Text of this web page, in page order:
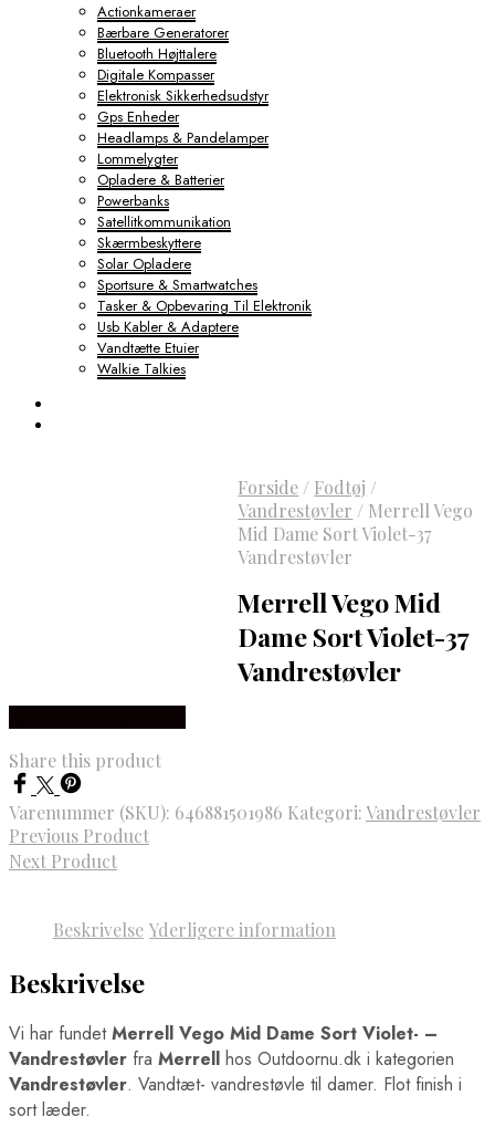
Actionkameraer
Bærbare Generatorer
Bluetooth Højttalere
Digitale Kompasser
Elektronisk Sikkerhedsudstyr
Gps Enheder
Headlamps & Pandelamper
Lommelygter
Opladere & Batterier
Powerbanks
Satellitkommunikation
Skærmbeskyttere
Solar Opladere
Sportsure & Smartwatches
Tasker & Opbevaring Til Elektronik
Usb Kabler & Adaptere
Vandtætte Etuier
Walkie Talkies
Forside / Fodtøj /
Vandrestøvler / Merrell Vego
Mid Dame Sort Violet-37
Vandrestøvler
Merrell Vego Mid
Dame Sort Violet-37
Vandrestøvler
Share this product
Varenummer (SKU): 646881501986 Kategori:Vandrestøvler
Previous Product
Next Product
Beskrivelse Yderligere information
Beskrivelse
Vi har fundetMerrell Vego Mid Dame Sort Violet- –
Vandrestøvler fra Merrell hos Outdoornu.dk i kategorien
Vandrestøvler. Vandtæt- vandrestøvle til damer. Flot finish i
sort læder.